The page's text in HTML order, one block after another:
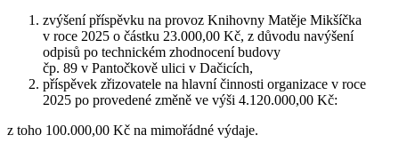
zvýšení příspěvku na provoz Knihovny Matěje Mikšíčka
v roce 2025 o částku 23.000,00 Kč, z důvodu navýšení
odpisů po technickém zhodnocení budovy
čp. 89 v Pantočkově ulici v Dačicích,
příspěvek zřizovatele na hlavní činnosti organizace v roce
2025 po provedené změně ve výši 4.120.000,00 Kč:
z toho 100.000,00 Kč na mimořádné výdaje.